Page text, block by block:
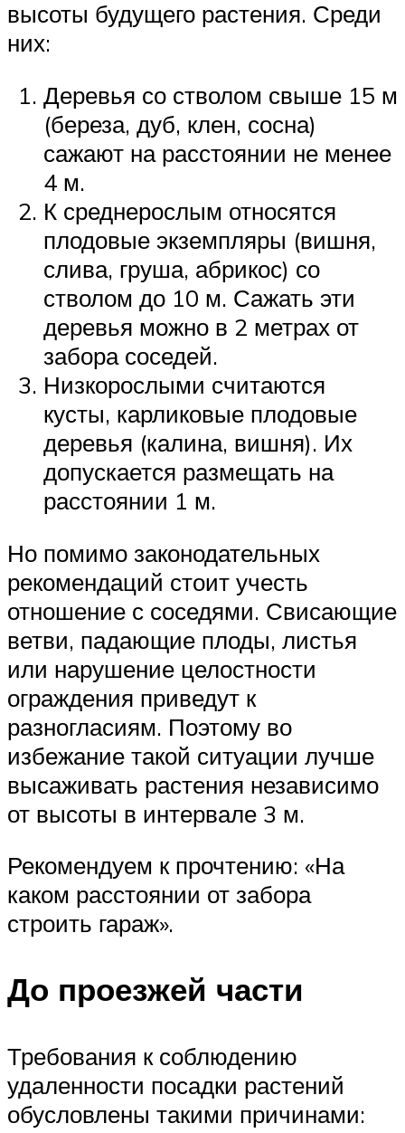
высоты будущего растения. Среди
них:
Деревья со стволом свыше 15 м
(береза, дуб, клен, сосна)
сажают на расстоянии не менее
4 м.
К среднерослым относятся
плодовые экземпляры (вишня,
слива, груша, абрикос) со
стволом до 10 м. Сажать эти
деревья можно в 2 метрах от
забора соседей.
Низкорослыми считаются
кусты, карликовые плодовые
деревья (калина, вишня). Их
допускается размещать на
расстоянии 1 м.
Но помимо законодательных
рекомендаций стоит учесть
отношение с соседями. Свисающие
ветви, падающие плоды, листья
или нарушение целостности
ограждения приведут к
разногласиям. Поэтому во
избежание такой ситуации лучше
высаживать растения независимо
от высоты в интервале 3 м.
Рекомендуем к прочтению: «На
каком расстоянии от забора
строить гараж».
До проезжей части
Требования к соблюдению
удаленности посадки растений
обусловлены такими причинами: